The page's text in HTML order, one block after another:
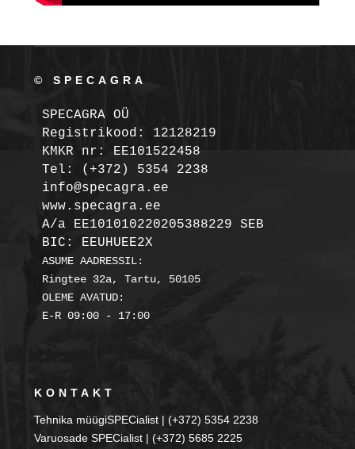
© SPECAGRA
SPECAGRA OÜ
Registrikood: 12128219
KMKR nr: EE101522458
Tel: (+372) 5354 2238
info@specagra.ee
A/a EE101010220205388229 SEB
BIC: EEUHUEE2X
ASUME AADRESSIL:
Ringtee 32a, Tartu, 50105
OLEME AVATUD:
E-R 09:00 - 17:00
KONTAKT
Tehnika müügiSPECialist | (+372) 5354 2238
Varuosade SPECialist | (+372) 5685 2225